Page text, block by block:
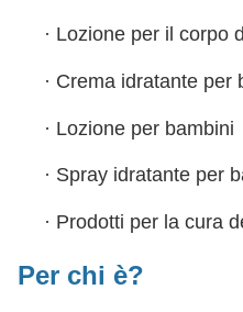
· Lozione per il corpo
· Crema idratante per
· Lozione per bambini
· Spray idratante per
· Prodotti per la cura
Per chi è?